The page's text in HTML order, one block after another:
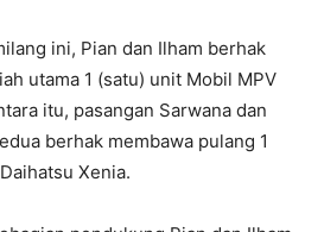
ini, Pian dan Ilham berhak
utama 1 (satu) unit Mobil MPV
itu, pasangan Sarwana dan
berhak membawa pulang 1
Xenia.